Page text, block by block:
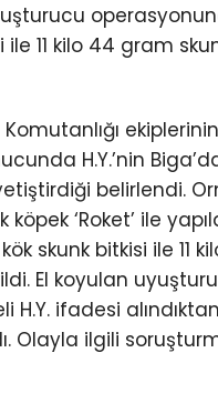
ile 11 kilo 44 gram
ekiplerinin
H.Y.’nin
belirlendi.
‘Roket’ ile
skunk bitkisi ile 11
El koyulan
H.Y. ifadesi
Olayla ilgili